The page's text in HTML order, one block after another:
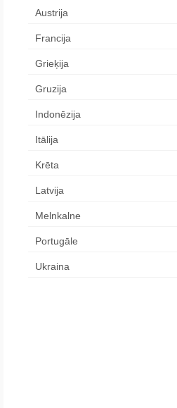
Austrija
Francija
Grieķija
Gruzija
Indonēzija
Itālija
Krēta
Latvija
Melnkalne
Portugāle
Ukraina